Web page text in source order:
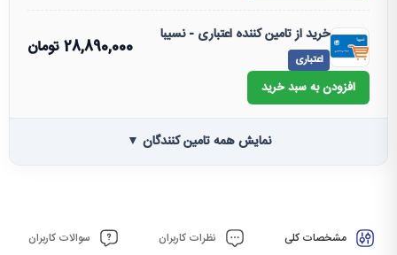
خرید از تامین کننده اعتباری - نسیبا
اعتباری
28,890,000تومان
افزودن به سبد خرید
نمایش همه تامین کنندگان ▼
مشخصات کلی نظرات کاربران سوالات کاربران